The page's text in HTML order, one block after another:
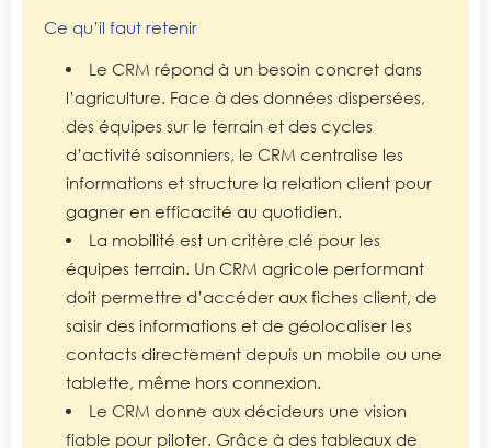
Ce qu’il faut retenir
Le CRM répond à un besoin concret dans
l’agriculture. Face à des données dispersées,
des équipes sur le terrain et des cycles
d’activité saisonniers, le CRM centralise les
informations et structure la relation client pour
gagner en efficacité au quotidien.
La mobilité est un critère clé pour les
équipes terrain. Un CRM agricole performant
doit permettre d’accéder aux fiches client, de
saisir des informations et de géolocaliser les
contacts directement depuis un mobile ou une
tablette, même hors connexion.
Le CRM donne aux décideurs une vision
fiable pour piloter. Grâce à des tableaux de